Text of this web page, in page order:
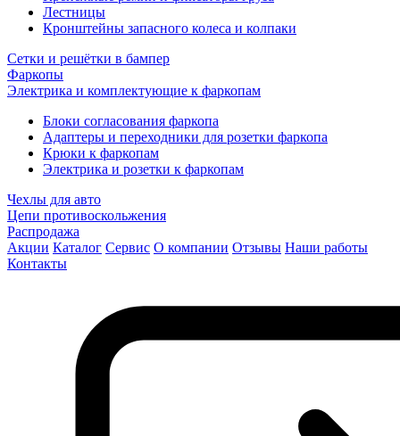
Лестницы
Кронштейны запасного колеса и колпаки
Сетки и решётки в бампер
Фаркопы
Электрика и комплектующие к фаркопам
Блоки согласования фаркопа
Адаптеры и переходники для розетки фаркопа
Крюки к фаркопам
Электрика и розетки к фаркопам
Чехлы для авто
Цепи противоскольжения
Распродажа
Акции Каталог Сервис О компании Отзывы Наши работы
Контакты